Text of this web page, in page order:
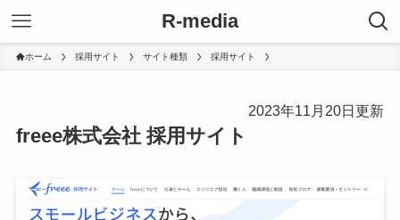
R-media
ホーム 採用サイト サイト種類 採用サイト
2023年11月20日更新
freee株式会社 採用サイト